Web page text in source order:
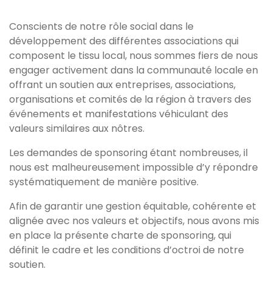
Conscients de notre rôle social dans le
développement des différentes associations qui
composent le tissu local, nous sommes fiers de nous
engager activement dans la communauté locale en
offrant un soutien aux entreprises, associations,
organisations et comités de la région à travers des
événements et manifestations véhiculant des
valeurs similaires aux nôtres.
Les demandes de sponsoring étant nombreuses, il
nous est malheureusement impossible d’y répondre
systématiquement de manière positive.
Afin de garantir une gestion équitable, cohérente et
alignée avec nos valeurs et objectifs, nous avons mis
en place la présente charte de sponsoring, qui
définit le cadre et les conditions d’octroi de notre
soutien.